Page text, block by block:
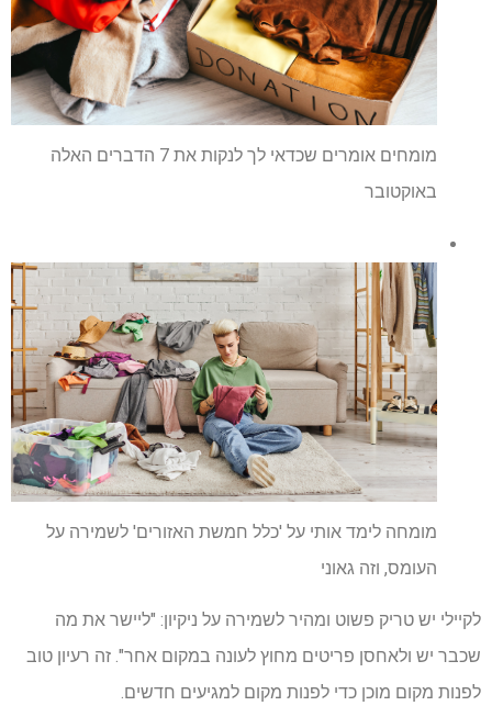
מומחים אומרים שכדאי לך לנקות את 7 הדברים האלה
באוקטובר
מומחה לימד אותי על 'כלל חמשת האזורים' לשמירה על
העומס, וזה גאוני
לקיילי יש טריק פשוט ומהיר לשמירה על ניקיון: "ליישר את מה
שכבר יש ולאחסן פריטים מחוץ לעונה במקום אחר". זה רעיון טוב
לפנות מקום מוכן כדי לפנות מקום למגיעים חדשים.